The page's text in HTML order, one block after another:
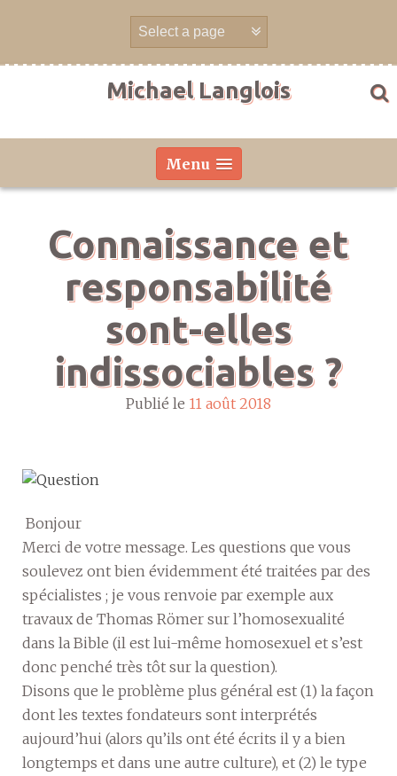
Michael Langlois
Menu
Connaissance et
responsabilité
sont-elles
indissociables ?
Publié le 11 août 2018
Bonjour
Merci de votre message. Les questions que vous
soulevez ont bien évidemment été traitées par des
spécialistes ; je vous renvoie par exemple aux
travaux de Thomas Römer sur l’homosexualité
dans la Bible (il est lui-même homosexuel et s’est
donc penché très tôt sur la question).
Disons que le problème plus général est (1) la façon
dont les textes fondateurs sont interprétés
aujourd’hui (alors qu’ils ont été écrits il y a bien
longtemps et dans une autre culture), et (2) le type